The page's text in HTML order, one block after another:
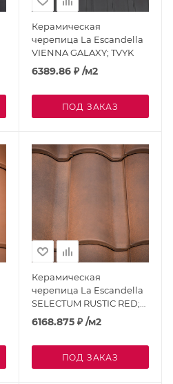
Керамическая
черепица La Escandella
VIENNA GALAXY; TVYK
6389.86 ₽ /м2
ПОД ЗАКАЗ
Керамическая
черепица La Escandella
SELECTUM RUSTIC RED;
TSRRK
6168.875 ₽ /м2
ПОД ЗАКАЗ